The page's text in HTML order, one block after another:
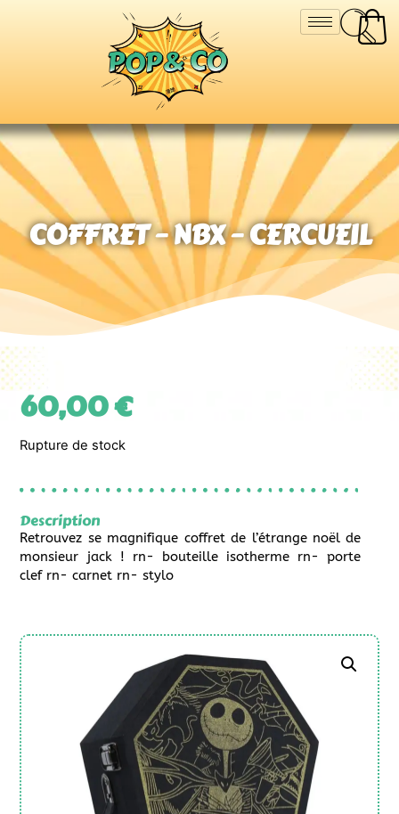
COFFRET – NBX – CERCUEIL
60,00€
Rupture de stock
Description
Retrouvez se magnifique coffret de l’étrange noël de
monsieur jack ! rn- bouteille isotherme rn- porte
clef rn- carnet rn- stylo